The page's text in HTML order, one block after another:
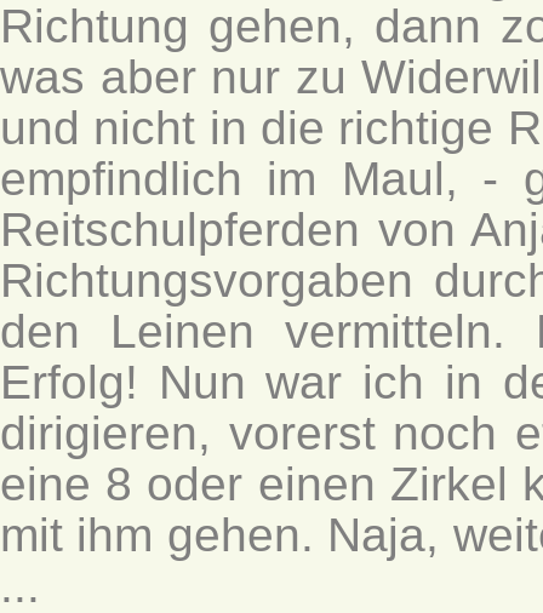
Richtung gehen, dann
was aber nur zu
und nicht in die richtige
empfindlich im Maul, -
Reitschulpferden von
Richtungsvorgaben
den Leinen
Erfolg! Nun war ich in
dirigieren, vorerst noch
eine 8 oder einen Zirkel
mit ihm gehen. Naja,
...